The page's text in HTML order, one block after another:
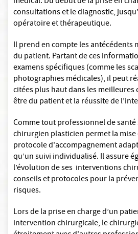
consultations et le diagnostic,
opératoire et thérapeutique.
Il prend en compte les antécédents
du patient. Partant de ces
examens spécifiques (comme les
photographies médicales), il peut
citées plus haut dans les
être du patient et la réussite de
Comme tout professionnel de santé
chirurgien plasticien permet la mise
protocole d'accompagnement
qu’un suivi individualisé. Il assure
l’évolution de ses interventions
conseils et protocoles pour la
risques.
Lors de la prise en charge d’un
intervention chirurgicale, le